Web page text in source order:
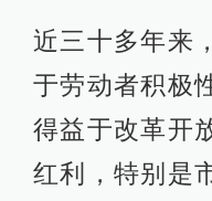
近三十多年来
于劳动者积极
得益于改革开
红利，特别是